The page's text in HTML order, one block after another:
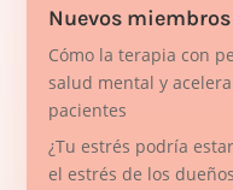
Nuevos
Cómo la terapia con
salud mental y
pacientes
¿Tu estrés podría
el estrés de los